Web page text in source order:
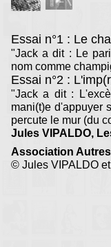
Essai n°1 : Le
"Jack a dit : Le
nom comme
Essai n°2 :
"Jack a dit :
mani(t)e d'appuyer
percute le mur (du
Jules VIPALDO,
Association
© Jules VIPALDO